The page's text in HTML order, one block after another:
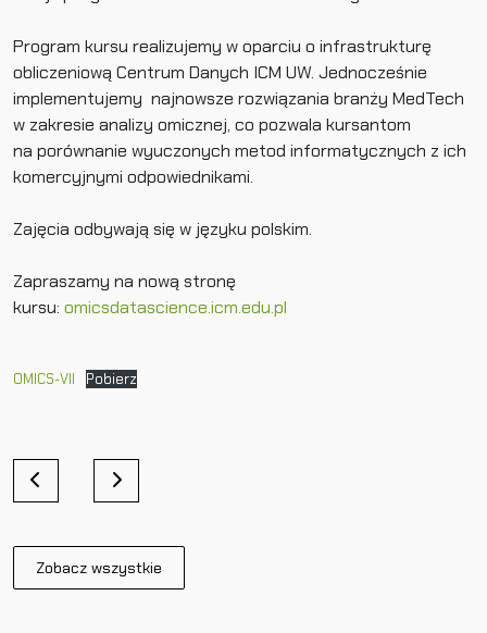
Program kursu realizujemy w oparciu o infrastrukturę
obliczeniową Centrum Danych ICM UW. Jednocześnie
implementujemy najnowsze rozwiązania branży MedTech
w zakresie analizy omicznej, co pozwala kursantom
na porównanie wyuczonych metod informatycznych z ich
komercyjnymi odpowiednikami.
Zajęcia odbywają się w języku polskim.
Zapraszamy na nową stronę
kursu: omicsdatascience.icm.edu.pl
OMICS-VII Pobierz
N
a
i
Zobacz wszystkie